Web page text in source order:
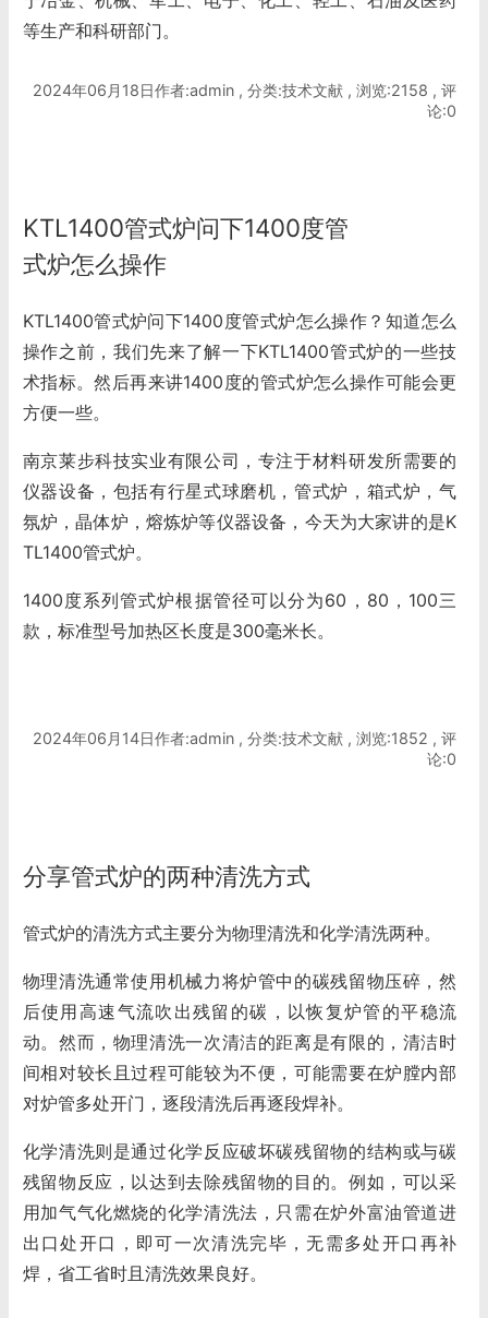
等生产和科研部门。
2024年06月18日作者:admin , 分类:技术文献 , 浏览:2158 , 评
论:0
KTL1400管式炉问下1400度管
式炉怎么操作
KTL1400管式炉问下1400度管式炉怎么操作？知道怎么
操作之前，我们先来了解一下KTL1400管式炉的一些技
术指标。然后再来讲1400度的管式炉怎么操作可能会更
方便一些。
南京莱步科技实业有限公司，专注于材料研发所需要的
仪器设备，包括有行星式球磨机 ，管式炉，箱式炉，气
氛炉，晶体炉，熔炼炉等仪器设备，今天为大家讲的是K
TL1400管式炉。
1400度系列管式炉根据管径可以分为60，80，100三
款，标准型号加热区长度是300毫米长。
2024年06月14日作者:admin , 分类:技术文献 , 浏览:1852 , 评
论:0
分享管式炉的两种清洗方式
管式炉的清洗方式主要分为物理清洗和化学清洗两种。
物理清洗通常使用机械力将炉管中的碳残留物压碎，然
后使用高速气流吹出残留的碳，以恢复炉管的平稳流
动。然而，物理清洗一次清洁的距离是有限的，清洁时
间相对较长且过程可能较为不便，可能需要在炉膛内部
对炉管多处开门，逐段清洗后再逐段焊补。
化学清洗则是通过化学反应破坏碳残留物的结构或与碳
残留物反应，以达到去除残留物的目的。例如，可以采
用加气气化燃烧的化学清洗法，只需在炉外富油管道进
出口处开口，即可一次清洗完毕，无需多处开口再补
焊，省工省时且清洗效果良好。